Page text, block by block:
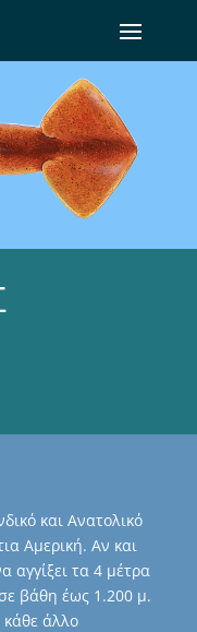
και Ανατολικό
Αμερική. Αν και
αγγίξει τα 4 μέτρα
βάθη έως 1.200 μ.
κάθε άλλο